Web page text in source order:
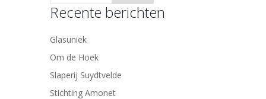
Recente berichten
Glasuniek
Om de Hoek
Slaperij Suydtvelde
Stichting Amonet